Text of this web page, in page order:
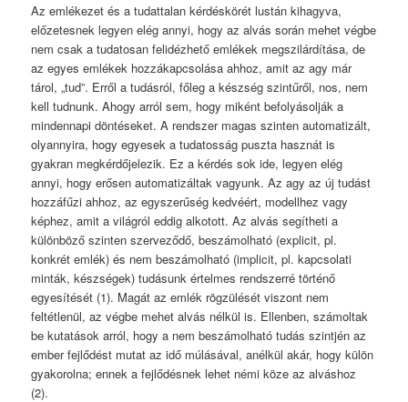
Az emlékezet és a tudattalan kérdéskörét lustán kihagyva,
előzetesnek legyen elég annyi, hogy az alvás során mehet végbe
nem csak a tudatosan felidézhető emlékek megszilárdítása, de
az egyes emlékek hozzákapcsolása ahhoz, amit az agy már
tárol, „tud”. Erről a tudásról, főleg a készség szintűről, nos, nem
kell tudnunk. Ahogy arról sem, hogy miként befolyásolják a
mindennapi döntéseket. A rendszer magas szinten automatizált,
olyannyira, hogy egyesek a tudatosság puszta hasznát is
gyakran megkérdőjelezik. Ez a kérdés sok ide, legyen elég
annyi, hogy erősen automatizáltak vagyunk. Az agy az új tudást
hozzáfűzi ahhoz, az egyszerűség kedvéért, modellhez vagy
képhez, amit a világról eddig alkotott. Az alvás segítheti a
különböző szinten szerveződő, beszámolható (explicit, pl.
konkrét emlék) és nem beszámolható (implicit, pl. kapcsolati
minták, készségek) tudásunk értelmes rendszerré történő
egyesítését (1). Magát az emlék rögzülését viszont nem
feltétlenül, az végbe mehet alvás nélkül is. Ellenben, számoltak
be kutatások arról, hogy a nem beszámolható tudás szintjén az
ember fejlődést mutat az idő múlásával, anélkül akár, hogy külön
gyakorolna; ennek a fejlődésnek lehet némi köze az alváshoz
(2).